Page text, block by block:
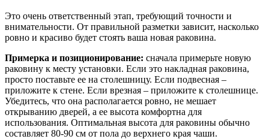
Это очень ответственный этап, требующий точности и
внимательности. От правильной разметки зависит, насколько
ровно и красиво будет стоять ваша новая раковина.
Примерка и позиционирование: сначала примерьте новую
раковину к месту установки. Если это накладная раковина,
просто поставьте ее на столешницу. Если подвесная –
приложите к стене. Если врезная – приложите к столешнице.
Убедитесь, что она располагается ровно, не мешает
открыванию дверей, а ее высота комфортна для
использования. Оптимальная высота для раковины обычно
составляет 80-90 см от пола до верхнего края чаши.